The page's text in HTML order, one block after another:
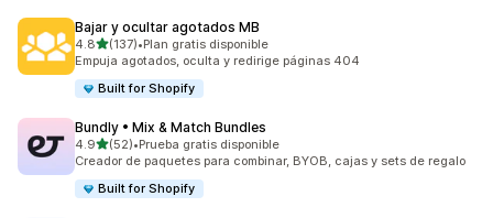
Bajar y ocultar agotados MB
4.8de 5 estrellas
(137)
137 reseñas en total
•Plan gratis disponible
Empuja agotados, oculta y redirige páginas 404
Built for Shopify
Bundly • Mix & Match Bundles
4.9de 5 estrellas
(52)
52 reseñas en total
•Prueba gratis disponible
Creador de paquetes para combinar, BYOB, cajas y sets de regalo
Built for Shopify